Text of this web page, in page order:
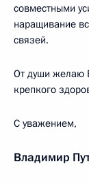
совместными
наращивание
связей.
От души желаю
крепкого
С уважением,
Владимир